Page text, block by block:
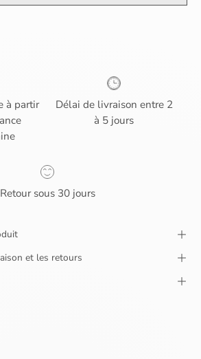
à partir
Délai de livraison entre 2
à 5 jours
Retour sous 30 jours
et les retours